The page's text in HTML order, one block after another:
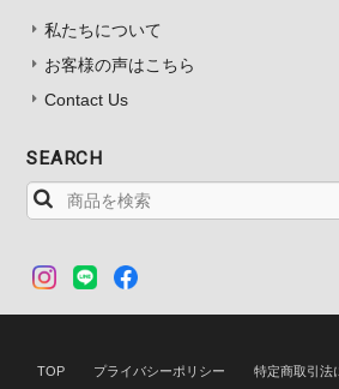
私たちについて
お客様の声はこちら
Contact Us
SEARCH
TOP プライバシーポリシー 特定商取引法